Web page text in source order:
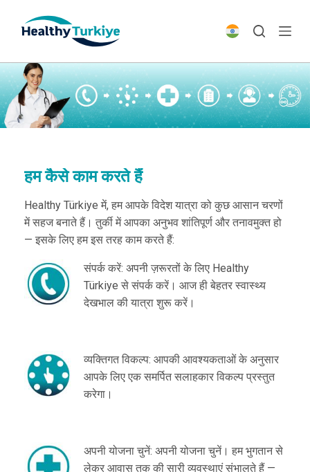
p
t
o
c
हम कैसे काम करते हैं
Healthy Türkiye में, हम आपके विदेश यात्रा को कुछ आसान चरणों
में सहज बनाते हैं। तुर्की में आपका अनुभव शांतिपूर्ण और तनावमुक्त हो
— इसके लिए हम इस तरह काम करते हैं:
संपर्क करें: अपनी ज़रूरतों के लिए Healthy
Türkiye से संपर्क करें। आज ही बेहतर स्वास्थ्य
देखभाल की यात्रा शुरू करें।
व्यक्तिगत विकल्प: आपकी आवश्यकताओं के अनुसार
आपके लिए एक समर्पित सलाहकार विकल्प प्रस्तुत
करेगा।
अपनी योजना चुनें: अपनी योजना चुनें। हम भुगतान से
लेकर आवास तक की सारी व्यवस्थाएं संभालते हैं —